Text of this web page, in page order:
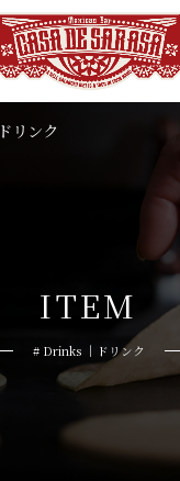
ITEM
# Drinks ｜ドリンク
リンク